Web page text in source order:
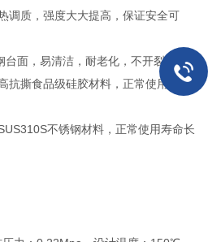
调质，强度大大提高，保证安全可
面，易清洁，耐老化，不开裂。
抗撕食品级硅胶材料，正常使用寿命
不锈钢材料，正常使用寿命长